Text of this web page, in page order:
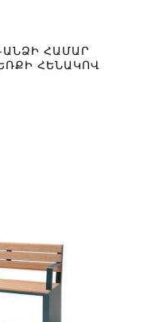
ԱՆՁԻ ՀԱՄԱՐ
ՀԵՆԱԿՈՎ